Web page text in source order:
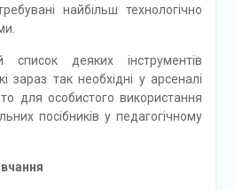
найбільш технологічно
список деяких інструментів
зараз так необхідні у арсеналі
для особистого використання
посібників у педагогічному